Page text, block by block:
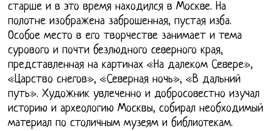
старше и в это время находился в Москве. На
полотне изображена заброшенная, пустая изба.
Особое место в его творчестве занимает и тема
сурового и почти безлюдного северного края,
представленная на картинах «На далеком Севере»,
«Царство снегов», «Северная ночь», «В дальний
путь». Художник увлеченно и добросовестно изучал
историю и археологию Москвы, собирал необходимый
материал по столичным музеям и библиотекам.